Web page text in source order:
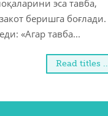
эса тавба,
беришга боғлади.
«Агар тавба...
Read titles ..